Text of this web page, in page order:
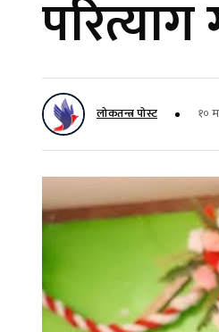
लोकतन्त्र पोस्ट १०